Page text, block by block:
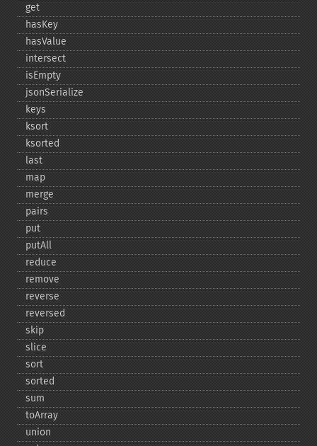
get
hasKey
hasValue
intersect
isEmpty
jsonSerialize
keys
ksort
ksorted
last
map
merge
pairs
put
putAll
reduce
remove
reverse
reversed
skip
slice
sort
sorted
sum
toArray
union